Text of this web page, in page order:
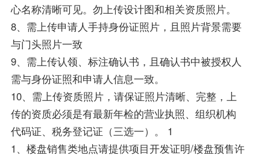
心名称清晰可见。勿上传设计图和相关资质照片。
8、需上传申请人手持身份证照片，且照片背景需要
与门头照片一致
9、需上传认领、标注确认书，且确认书中被授权人
需与身份证照和申请人信息一致。
10、需上传资质照片，请保证照片清晰、完整，上
传的资质必须是有最新年检的营业执照、组织机构
代码证、税务登记证（三选一）。 1
1、楼盘销售类地点请提供项目开发证明/楼盘预售许